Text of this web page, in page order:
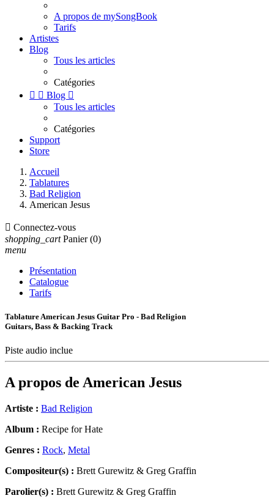
A propos de mySongBook
Tarifs
Artistes
Blog
Tous les articles
Catégories
  Blog 
Tous les articles
Catégories
Support
Store
Accueil
Tablatures
Bad Religion
American Jesus
 Connectez-vous
shopping_cart Panier (0)
menu
Présentation
Catalogue
Tarifs
Tablature American Jesus Guitar Pro - Bad Religion
Guitars, Bass & Backing Track
Piste audio inclue
A propos de American Jesus
Artiste : Bad Religion
Album : Recipe for Hate
Genres : Rock, Metal
Compositeur(s) : Brett Gurewitz & Greg Graffin
Parolier(s) : Brett Gurewitz & Greg Graffin